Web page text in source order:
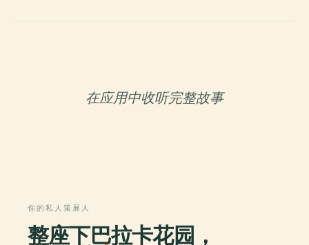
在应用中收听完整故事
你的私人策展人
整座下巴拉卡花园，